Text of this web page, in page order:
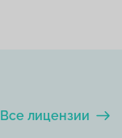
Все лицензии